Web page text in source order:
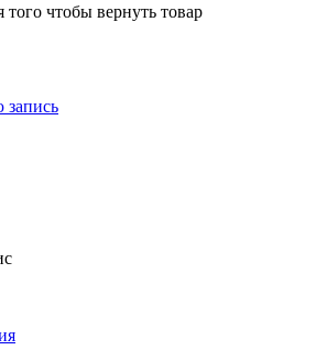
того чтобы вернуть товар
запись